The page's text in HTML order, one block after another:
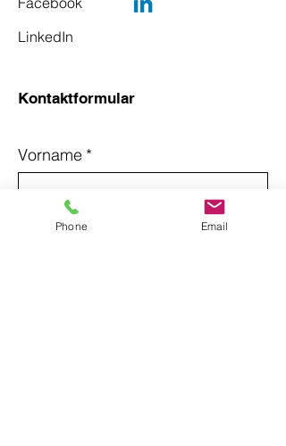
LinkedIn
Kontaktformular
Vorname *
Nachname
Phone Email